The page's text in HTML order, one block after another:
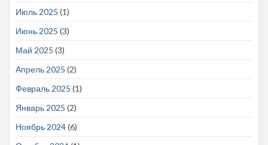
Июль 2025 (1)
Июнь 2025 (3)
Май 2025 (3)
Апрель 2025 (2)
Февраль 2025 (1)
Январь 2025 (2)
Ноябрь 2024(6)